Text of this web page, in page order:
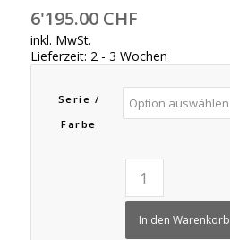
6'195.00 CHF
inkl. MwSt.
Lieferzeit: 2 - 3 Wochen
Serie /
Farbe
In den Warenkorb